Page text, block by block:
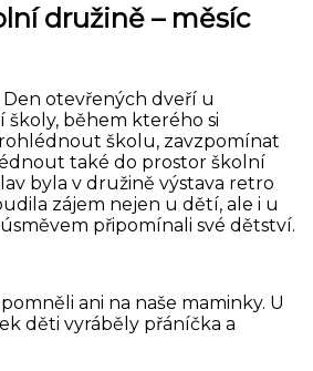
družině – měsíc
otevřených dveří u
školy, během kterého si
školu, zavzpomínat
také do prostor školní
byla v družině výstava retro
zájem nejen u dětí, ale i u
připomínali své dětství.
ani na naše maminky. U
děti vyráběly přáníčka a